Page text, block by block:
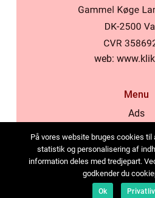
web:
Menu
Ads
Cookies
Contact
Sitemap
På vores website bruges cookies til
statistik og personalisering af
information deles med tredjepart.
godkender du
Ok